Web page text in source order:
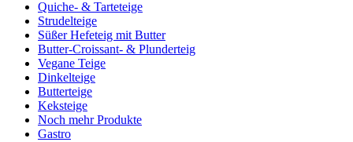
Quiche- & Tarteteige
Strudelteige
Süßer Hefeteig mit Butter
Butter-Croissant- & Plunderteig
Vegane Teige
Dinkelteige
Butterteige
Keksteige
Noch mehr Produkte
Gastro